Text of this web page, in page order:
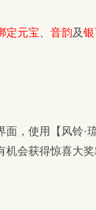
定元宝 音韵及
，使用【风铃·
会获得惊喜大奖